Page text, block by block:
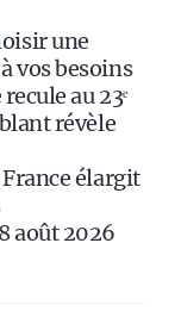
une
vos besoins
au 23ᵉ
révèle
élargit
août 2026